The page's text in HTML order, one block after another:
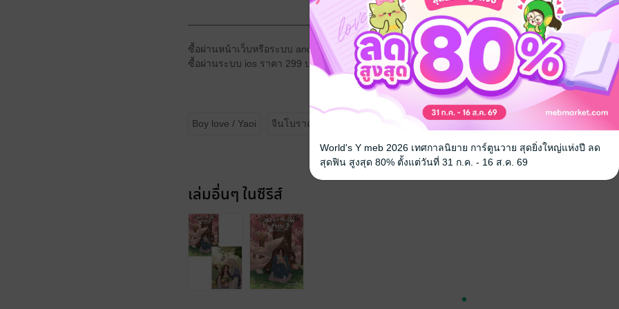
_____________________________________
ซื้อผ่านหน้าเว็บหรือระบบ android ราคา 279 บาท
ซื้อผ่านระบบ ios ราคา 299 บาท
Boy love / Yaoi จีนโบราณ
เล่มอื่นๆ ในซีรีส์
World's Y meb 2026 เทศกาลนิยาย การ์ตูนวาย สุดยิ่งใหญ่แห่งปี ลด
สุดฟิน สูงสุด 80% ตั้งแต่วันที่ 31 ก.ค. - 16 ส.ค. 69